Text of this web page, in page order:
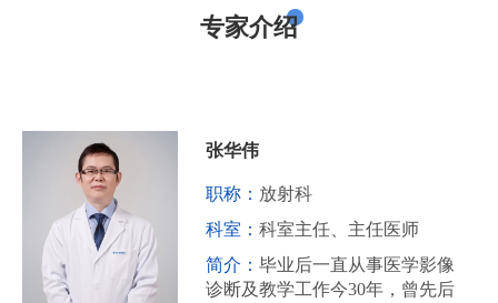
专家介绍
张华伟
职称： 放射科
科室： 科室主任、主任医师
简介： 毕业后一直从事医学影像
诊断及教学工作今30年，曾先后